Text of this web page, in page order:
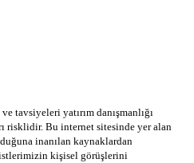
tavsiyeleri yatırım danışmanlığı
risklidir. Bu internet sitesinde yer alan
inanılan kaynaklardan
kişisel görüşlerini